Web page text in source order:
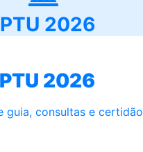
2026
2026
guia, consultas e